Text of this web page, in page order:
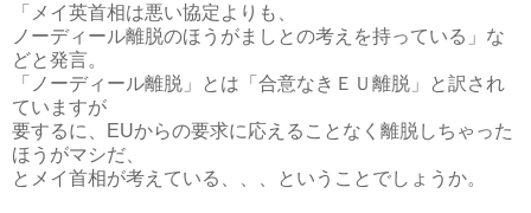
「メイ英首相は悪い協定よりも、
ノーディール離脱のほうがましとの考えを持っている」な
どと発言。
「ノーディール離脱」とは「合意なきＥＵ離脱」と訳され
ていますが
要するに、EUからの要求に応えることなく離脱しちゃった
ほうがマシだ、
とメイ首相が考えている、、、ということでしょうか。